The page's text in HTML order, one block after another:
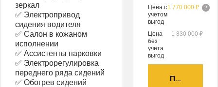
зеркал
✅ Электропривод
сидения водителя
✅ Салон в кожаном
исполнении
✅ Ассистенты парковки
✅ Электрорегулировка
переднего ряда сидений
✅ Обогрев сидений
Цена с
учетом
выгод
1 770 000 ₽
Цена
без
учета
выгод
1 830 000 ₽
ПОЛУЧИТЬ